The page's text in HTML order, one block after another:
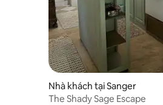
Nhà khách tại Sanger
The Shady Sage Escape